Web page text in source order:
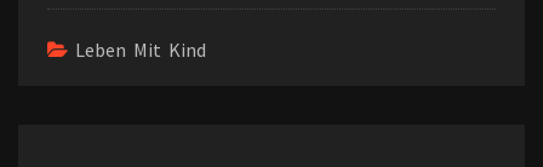
Leben Mit Kind